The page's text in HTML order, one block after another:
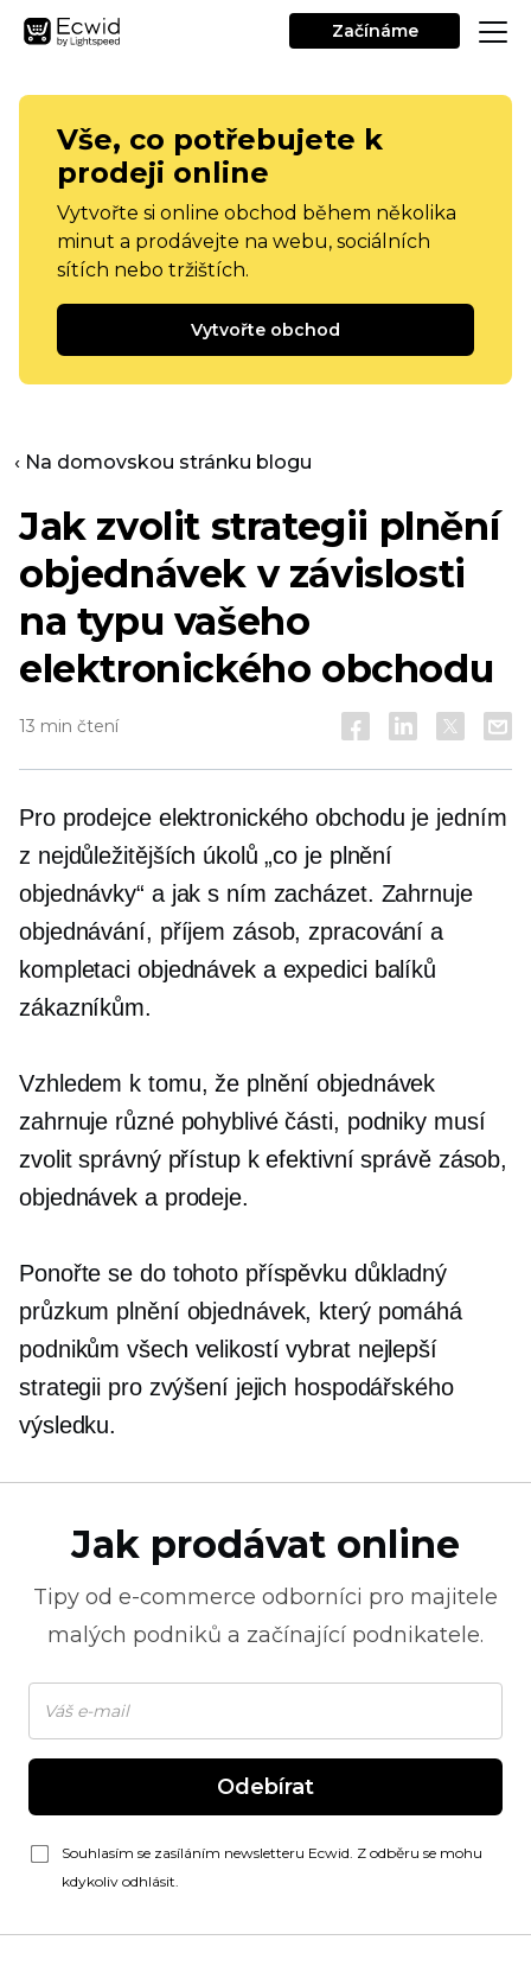
Začínáme
Vše, co potřebujete k
prodeji online
Vytvořte si online obchod během několika
minut a prodávejte na webu, sociálních
sítích nebo tržištích.
Vytvořte obchod
‹ Na domovskou stránku blogu
Jak zvolit strategii plnění
objednávek v závislosti
na typu vašeho
elektronického obchodu
13 min čtení
Pro prodejce elektronického obchodu je jedním
z nejdůležitějších úkolů „co je plnění
objednávky“ a jak s ním zacházet. Zahrnuje
objednávání, příjem zásob, zpracování a
kompletaci objednávek a expedici balíků
zákazníkům.
Vzhledem k tomu, že plnění objednávek
zahrnuje různé pohyblivé části, podniky musí
zvolit správný přístup k efektivní správě zásob,
objednávek a prodeje.
Ponořte se do tohoto příspěvku důkladný
průzkum plnění objednávek, který pomáhá
podnikům všech velikostí vybrat nejlepší
strategii pro zvýšení jejich hospodářského
výsledku.
Jak prodávat online
Tipy od e-commerce odborníci pro majitele
malých podniků a začínající podnikatele.
Odebírat
Souhlasím se zasíláním newsletteru Ecwid. Z odběru se mohu
kdykoliv odhlásit.